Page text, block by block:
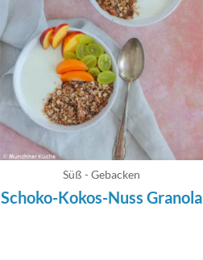
Süß - Gebacken
Schoko-Kokos-Nuss Granola